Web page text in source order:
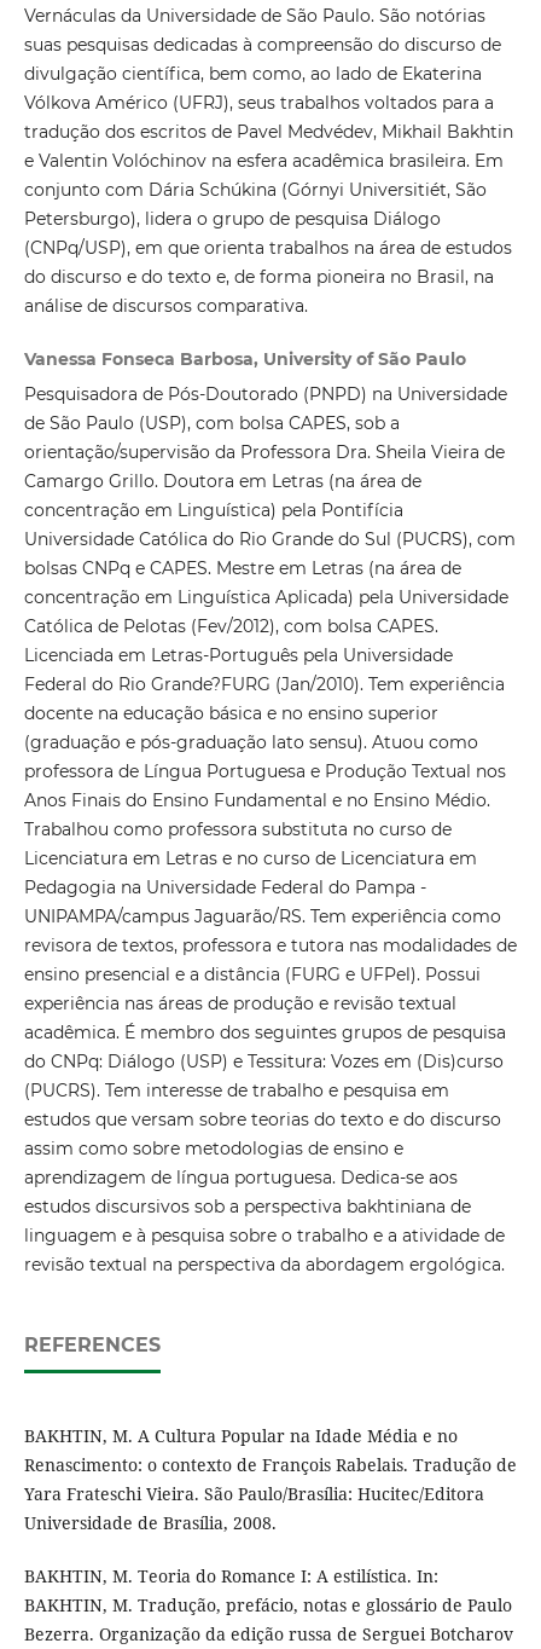
Vernáculas da Universidade de São Paulo. São notórias
suas pesquisas dedicadas à compreensão do discurso de
divulgação científica, bem como, ao lado de Ekaterina
Vólkova Américo (UFRJ), seus trabalhos voltados para a
tradução dos escritos de Pavel Medvédev, Mikhail Bakhtin
e Valentin Volóchinov na esfera acadêmica brasileira. Em
conjunto com Dária Schúkina (Górnyi Universitiét, São
Petersburgo), lidera o grupo de pesquisa Diálogo
(CNPq/USP), em que orienta trabalhos na área de estudos
do discurso e do texto e, de forma pioneira no Brasil, na
análise de discursos comparativa.
Vanessa Fonseca Barbosa, University of São Paulo
Pesquisadora de Pós-Doutorado (PNPD) na Universidade
de São Paulo (USP), com bolsa CAPES, sob a
orientação/supervisão da Professora Dra. Sheila Vieira de
Camargo Grillo. Doutora em Letras (na área de
concentração em Linguística) pela Pontifícia
Universidade Católica do Rio Grande do Sul (PUCRS), com
bolsas CNPq e CAPES. Mestre em Letras (na área de
concentração em Linguística Aplicada) pela Universidade
Católica de Pelotas (Fev/2012), com bolsa CAPES.
Licenciada em Letras-Português pela Universidade
Federal do Rio Grande?FURG (Jan/2010). Tem experiência
docente na educação básica e no ensino superior
(graduação e pós-graduação lato sensu). Atuou como
professora de Língua Portuguesa e Produção Textual nos
Anos Finais do Ensino Fundamental e no Ensino Médio.
Trabalhou como professora substituta no curso de
Licenciatura em Letras e no curso de Licenciatura em
Pedagogia na Universidade Federal do Pampa -
UNIPAMPA/campus Jaguarão/RS. Tem experiência como
revisora de textos, professora e tutora nas modalidades de
ensino presencial e a distância (FURG e UFPel). Possui
experiência nas áreas de produção e revisão textual
acadêmica. É membro dos seguintes grupos de pesquisa
do CNPq: Diálogo (USP) e Tessitura: Vozes em (Dis)curso
(PUCRS). Tem interesse de trabalho e pesquisa em
estudos que versam sobre teorias do texto e do discurso
assim como sobre metodologias de ensino e
aprendizagem de língua portuguesa. Dedica-se aos
estudos discursivos sob a perspectiva bakhtiniana de
linguagem e à pesquisa sobre o trabalho e a atividade de
revisão textual na perspectiva da abordagem ergológica.
REFERENCES
BAKHTIN, M. A Cultura Popular na Idade Média e no
Renascimento: o contexto de François Rabelais. Tradução de
Yara Frateschi Vieira. São Paulo/Brasília: Hucitec/Editora
Universidade de Brasília, 2008.
BAKHTIN, M. Teoria do Romance I: A estilística. In:
BAKHTIN, M. Tradução, prefácio, notas e glossário de Paulo
Bezerra. Organização da edição russa de Serguei Botcharov